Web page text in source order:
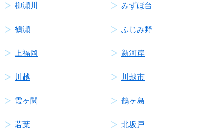
柳瀬川 みずほ台
鶴瀬 ふじみ野
上福岡 新河岸
川越 川越市
霞ヶ関 鶴ヶ島
若葉 北坂戸